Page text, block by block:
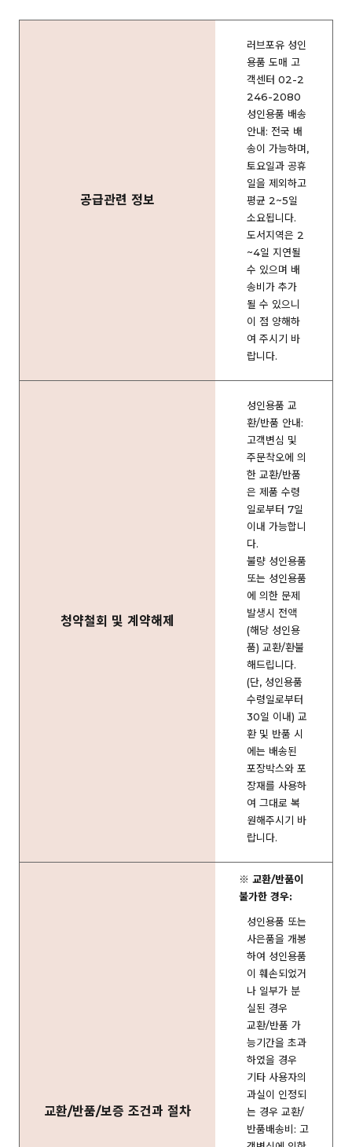
공급관련 정보
러브포유 성인
용품 도매 고
객센터 02-2
246-2080
성인용품 배송
안내: 전국 배
송이 가능하며,
토요일과 공휴
일을 제외하고
평균 2~5일
소요됩니다.
도서지역은 2
~4일 지연될
수 있으며 배
송비가 추가
될 수 있으니
이 점 양해하
여 주시기 바
랍니다.
청약철회 및 계약해제
성인용품 교
환/반품 안내:
고객변심 및
주문착오에 의
한 교환/반품
은 제품 수령
일로부터 7일
이내 가능합니
다.
불량 성인용품
또는 성인용품
에 의한 문제
발생시 전액
(해당 성인용
품) 교환/환불
해드립니다.
(단, 성인용품
수령일로부터
30일 이내) 교
환 및 반품 시
에는 배송된
포장박스와 포
장재를 사용하
여 그대로 복
원해주시기 바
랍니다.
교환/반품/보증 조건과 절차
※ 교환/반품이
불가한 경우:
성인용품 또는
사은품을 개봉
하여 성인용품
이 훼손되었거
나 일부가 분
실된 경우
교환/반품 가
능기간을 초과
하였을 경우
기타 사용자의
과실이 인정되
는 경우 교환/
반품배송비: 고